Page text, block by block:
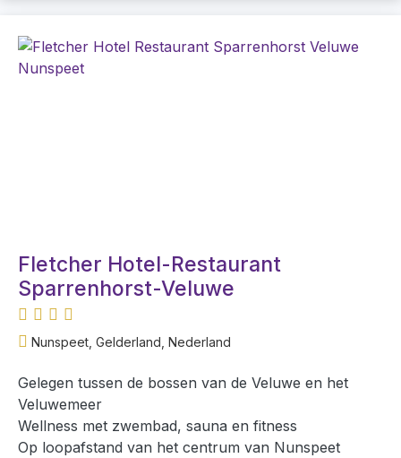
Fletcher Hotel-Restaurant
Sparrenhorst-Veluwe
Nunspeet, Gelderland, Nederland
Gelegen tussen de bossen van de Veluwe en het
Veluwemeer
Wellness met zwembad, sauna en fitness
Op loopafstand van het centrum van Nunspeet